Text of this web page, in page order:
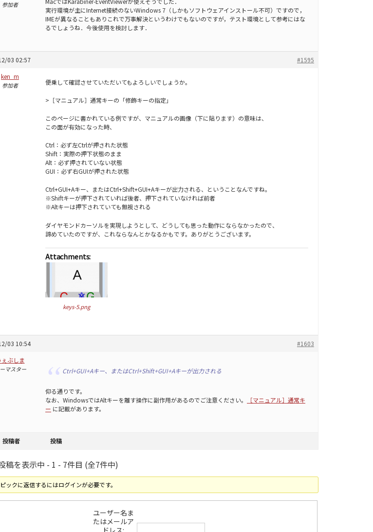
参加者
実行環境が主にInternet接続のないWindows 7（しかもソフトウェアインストール不可）ですので，
IMEが異なることもありこれで万事解決というわけでもないのですが，テスト環境として参考にはな
るでしょうね．今後使用を検討します．
03 02:57
#1595
ken_m
参加者 便乗して確認させていただいてもよろしいでしょうか。
>［マニュアル］通常キーの「修飾キーの指定」
このページに書かれている例ですが、マニュアルの画像（下に貼ります）の意味は、
この面が有効になった時、
Ctrl：必ず左Ctrlが押された状態
Shift：実際の押下状態のまま
Alt：必ず押されていない状態
GUI：必ず右GUIが押された状態
Ctrl+GUI+Aキー、またはCtrl+Shift+GUI+Aキーが出力される、ということなんですね。
※Shiftキーが押下されていれば後者、押下されていなければ前者
※Altキーは押下されていても無視される
ダイヤモンドカーソルを実現しようとして、どうしても思った動作にならなかったので、
諦めていたのですが、これならなんとかなるかもです。ありがとうございます。
Attachments:
keys-5.png
03 10:54
#1603
ぇぶしま
マスター Ctrl+GUI+Aキー、またはCtrl+Shift+GUI+Aキーが出力される
仰る通りです。
なお、WindowsではAltキーを離す操作に副作用があるのでご注意ください。
［マニュアル］通常キ
ー に記載があります。
投稿者 投稿
稿を表示中 - 1 - 7件目 (全7件中)
ックに返信するにはログインが必要です。
ユーザー名ま
たはメールア
ドレス: